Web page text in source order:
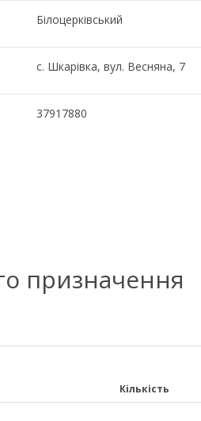
Білоцерківський
с. Шкарівка, вул. Весняна, 7
37917880
призначення
Кількість